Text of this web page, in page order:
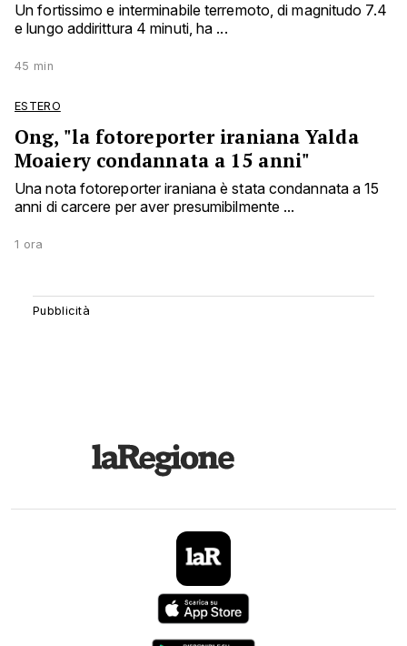
Un fortissimo e interminabile terremoto, di magnitudo 7.4
e lungo addirittura 4 minuti, ha ...
45 min
ESTERO
Ong, "la fotoreporter iraniana Yalda
Moaiery condannata a 15 anni"
Una nota fotoreporter iraniana è stata condannata a 15
anni di carcere per aver presumibilmente ...
1 ora